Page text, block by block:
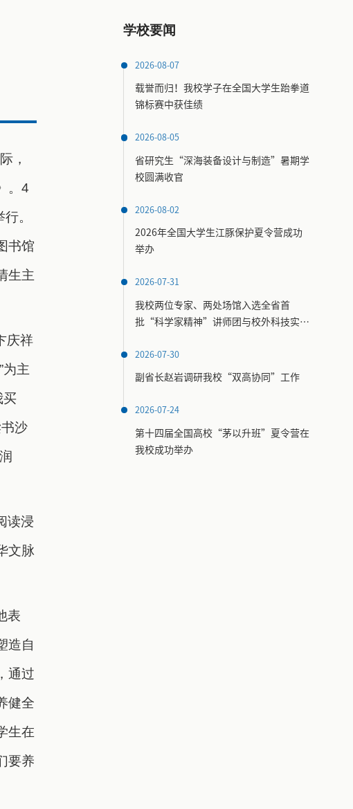
，
。4
。
书馆
生主
庆祥
为主
买
沙
读浸
文脉
表
造自
通过
健全
生在
要养
学校要闻
2026-08-07
载誉而归！我校学子在全国大学生跆拳道
锦标赛中获佳绩
2026-08-05
省研究生“深海装备设计与制造”暑期学
校圆满收官
2026-08-02
2026年全国大学生江豚保护夏令营成功
举办
2026-07-31
我校两位专家、两处场馆入选全省首
批“科学家精神”讲师团与校外科技实践
2026-07-30
副省长赵岩调研我校“双高协同”工作
2026-07-24
第十四届全国高校“茅以升班”夏令营在
我校成功举办